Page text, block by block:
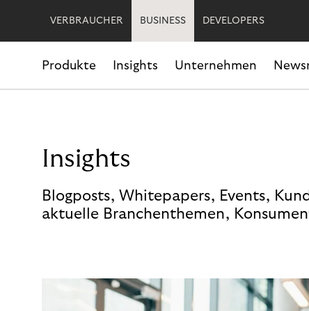
VERBRAUCHER BUSINESS DEVELOPERS
Produkte Insights Unternehmen
Insights
Blogposts, Whitepapers, Events,
aktuelle Branchenthemen,